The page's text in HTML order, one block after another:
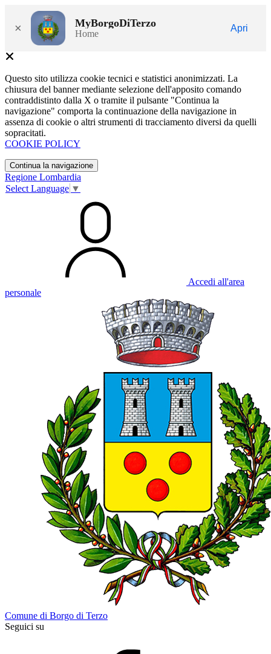
× MyBorgoDiTerzo
Home
Apri
Questo sito utilizza cookie tecnici e statistici anonimizzati. La
chiusura del banner mediante selezione dell'apposito comando
contraddistinto dalla X o tramite il pulsante "Continua la
navigazione" comporta la continuazione della navigazione in
assenza di cookie o altri strumenti di tracciamento diversi da quelli
sopracitati.
COOKIE POLICY
Continua la navigazione
Regione Lombardia
Select Language ▼
Accedi all'area
personale
Comune di Borgo di Terzo
Seguici su